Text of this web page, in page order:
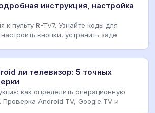
инструкция, настройка
к пульту R-TV7. Узнайте коды для
кнопки, устранить заде
ли телевизор: 5 точных
как определить операционную
Проверка Android TV, Google TV и